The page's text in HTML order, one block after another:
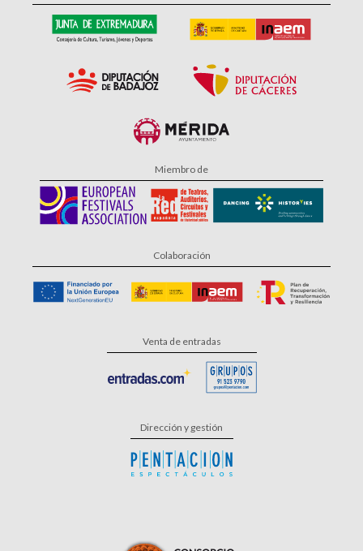
Miembro de
Colaboración
Venta de entradas
Dirección y gestión